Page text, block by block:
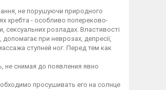
не порушуючи природного
хребта - особливо попереково-
сексуальних розладах. Властивості
при неврозах, депресії,
ступней ног. Перед тем как
не снимая до появления явно
просушивать его на солнце